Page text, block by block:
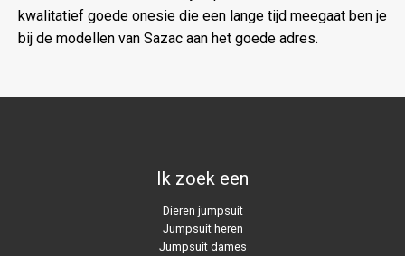
kwalitatief goede onesie die een lange tijd meegaat ben je
bij de modellen van Sazac aan het goede adres.
Ik zoek een
Dieren jumpsuit
Jumpsuit heren
Jumpsuit dames